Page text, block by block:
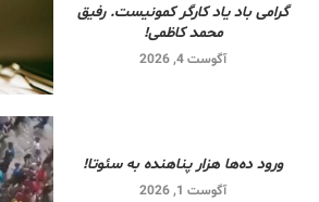
گرامی باد یاد کارگر کمونیست. رفیق
محمد کاظمی!
آگوست 4, 2026
ورود ده‌ها هزار پناهنده به سئوتا!
آگوست 1, 2026